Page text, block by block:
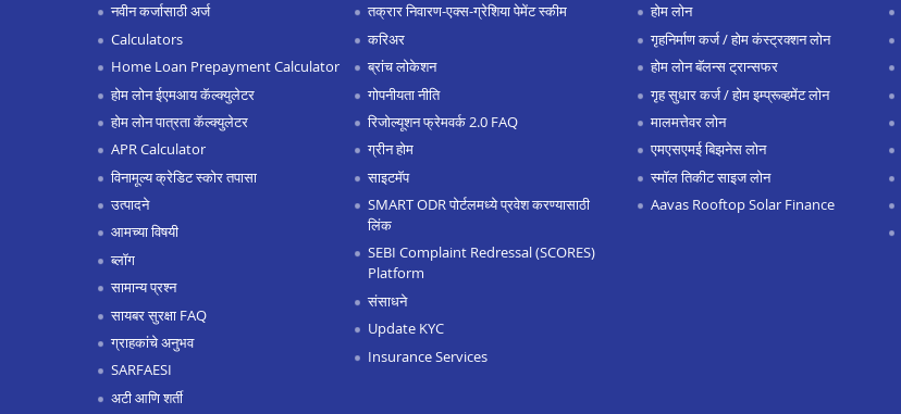
नवीन कर्जासाठी अर्ज
Calculators
Home Loan Prepayment Calculator
होम लोन ईएमआय कॅल्क्युलेटर
होम लोन पात्रता कॅल्क्युलेटर
APR Calculator
विनामूल्य क्रेडिट स्कोर तपासा
उत्पादने
आमच्या विषयी
ब्लॉग
सामान्य प्रश्न
सायबर सुरक्षा FAQ
ग्राहकांचे अनुभव
SARFAESI
अटी आणि शर्ती
तक्रार निवारण-एक्स-ग्रेशिया पेमेंट स्कीम
करिअर
ब्रांच लोकेशन
गोपनीयता नीति
रिजोल्यूशन फ्रेमवर्क 2.0 FAQ
ग्रीन होम
साइटमॅप
SMART ODR पोर्टलमध्ये प्रवेश करण्यासाठी
लिंक
SEBI Complaint Redressal (SCORES)
Platform
संसाधने
Update KYC
Insurance Services
होम लोन
गृहनिर्माण कर्ज / होम कंस्ट्रक्शन लोन
होम लोन बॅलन्स ट्रान्सफर
गृह सुधार कर्ज / होम इम्प्रूव्हमेंट लोन
मालमत्तेवर लोन
एमएसएमई बिझनेस लोन
स्मॉल तिकीट साइज लोन
Aavas Rooftop Solar Finance